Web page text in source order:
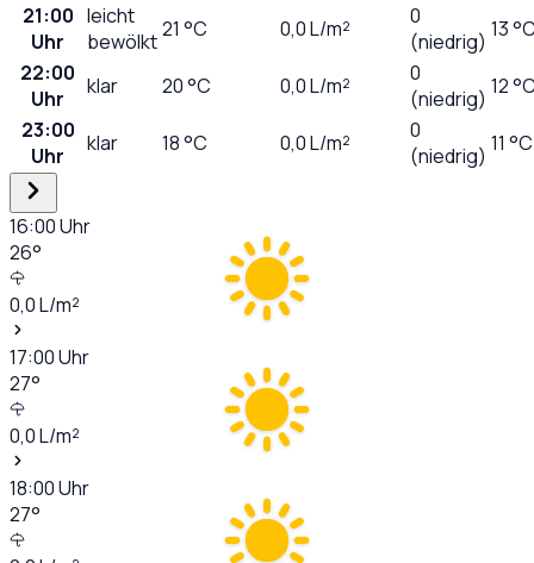
21:00
Uhr
leicht
bewölkt21 °C 0,0L/m²
0
(niedrig) 13
22:00
Uhr
klar 20°C 0,0L/m²
0
(niedrig) 12
23:00
Uhr
klar 18°C 0,0L/m²
0
(niedrig) 11 °C
16:00Uhr
26°
0,0L/m²
17:00Uhr
27°
0,0L/m²
18:00Uhr
27°